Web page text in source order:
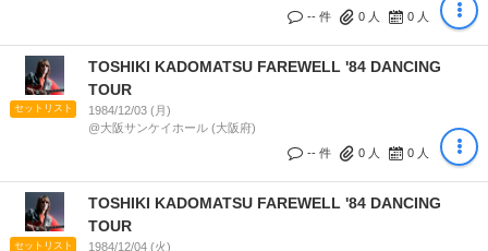
-- 件
0 人 0 人
セットリスト
TOSHIKI KADOMATSU FAREWELL '84 DANCING
TOUR
1984/12/03 (月)
@大阪サンケイホール (大阪府)
-- 件
0 人 0 人
セットリスト
TOSHIKI KADOMATSU FAREWELL '84 DANCING
TOUR
1984/12/04 (火)